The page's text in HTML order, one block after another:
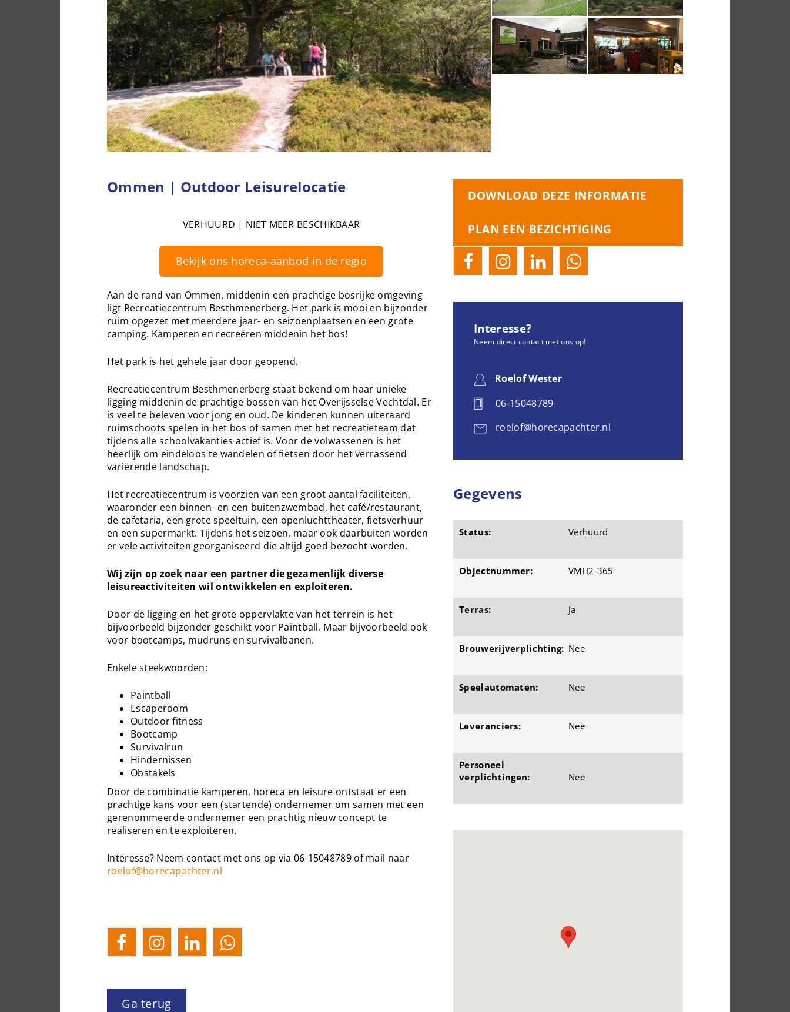
Ommen | Outdoor Leisurelocatie
VERHUURD | NIET MEER BESCHIKBAAR
Bekijk ons horeca‑aanbod in de regio
Aan de rand van Ommen, middenin een prachtige bosrijke omgeving
ligt Recreatiecentrum Besthmenerberg. Het park is mooi en bijzonder
ruim opgezet met meerdere jaar- en seizoenplaatsen en een grote
camping. Kamperen en recreëren middenin het bos!
Het park is het gehele jaar door geopend.
Recreatiecentrum Besthmenerberg staat bekend om haar unieke
ligging middenin de prachtige bossen van het Overijsselse Vechtdal. Er
is veel te beleven voor jong en oud. De kinderen kunnen uiteraard
ruimschoots spelen in het bos of samen met het recreatieteam dat
tijdens alle schoolvakanties actief is. Voor de volwassenen is het
heerlijk om eindeloos te wandelen of fietsen door het verrassend
variërende landschap.
Het recreatiecentrum is voorzien van een groot aantal faciliteiten,
waaronder een binnen- en een buitenzwembad, het café/restaurant,
de cafetaria, een grote speeltuin, een openluchttheater, fietsverhuur
en een supermarkt. Tijdens het seizoen, maar ook daarbuiten worden
er vele activiteiten georganiseerd die altijd goed bezocht worden.
Wij zijn op zoek naar een partner die gezamenlijk diverse
leisureactiviteiten wil ontwikkelen en exploiteren.
Door de ligging en het grote oppervlakte van het terrein is het
bijvoorbeeld bijzonder geschikt voor Paintball. Maar bijvoorbeeld ook
voor bootcamps, mudruns en survivalbanen.
Enkele steekwoorden:
Paintball
Escaperoom
Outdoor fitness
Bootcamp
Survivalrun
Hindernissen
Obstakels
Door de combinatie kamperen, horeca en leisure ontstaat er een
prachtige kans voor een (startende) ondernemer om samen met een
gerenommeerde ondernemer een prachtig nieuw concept te
realiseren en te exploiteren.
Interesse? Neem contact met ons op via 06-15048789 of mail naar
roelof@horecapachter.nl
Ga terug
DOWNLOAD DEZE INFORMATIE
PLAN EEN BEZICHTIGING
Interesse?
Neem direct contact met ons op!
Roelof Wester
06-15048789
roelof@horecapachter.nl
Gegevens
Status: Verhuurd
Objectnummer: VMH2-365
Terras: Ja
Brouwerijverplichting: Nee
Speelautomaten: Nee
Leveranciers: Nee
Personeel
verplichtingen:
Nee